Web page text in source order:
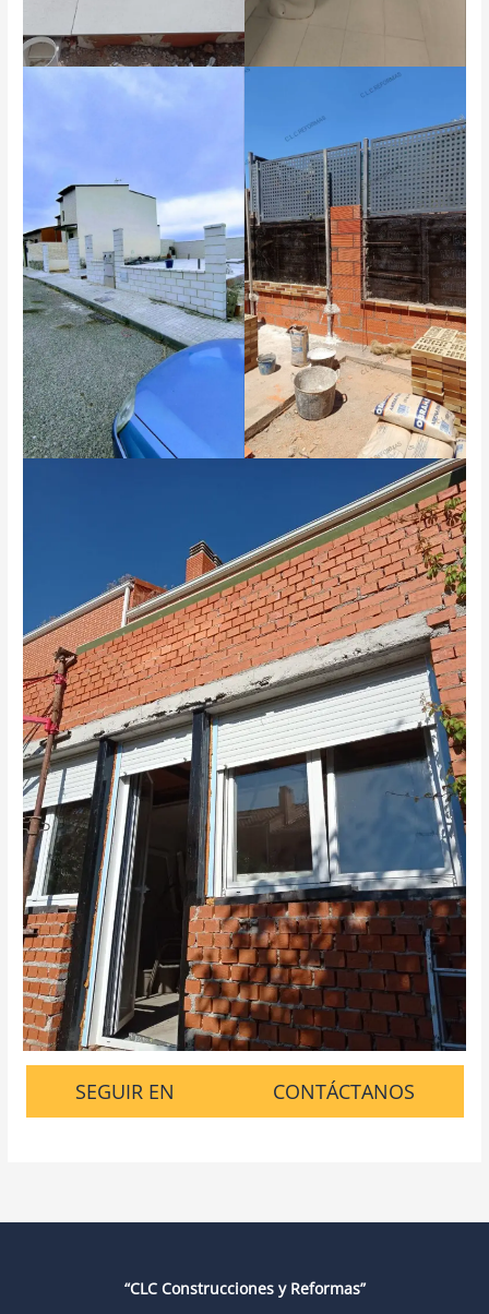
SEGUIR EN CONTÁCTANOS
“CLC Construcciones y Reformas”